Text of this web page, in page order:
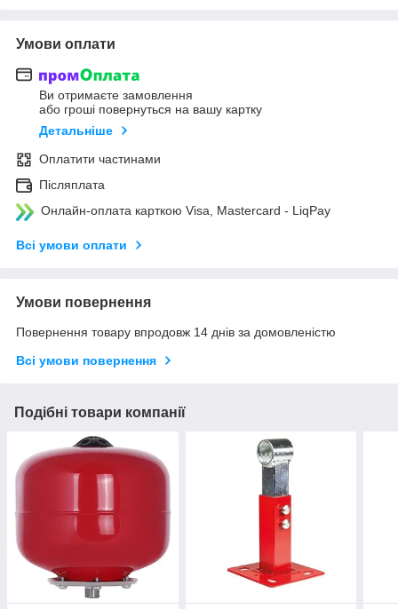
Умови оплати
Ви отримаєте замовлення
або гроші повернуться на вашу картку
Детальніше
Оплатити частинами
Післяплата
Онлайн-оплата карткою Visa, Mastercard - LiqPay
Всі умови оплати
Умови повернення
Повернення товару впродовж 14 днів за домовленістю
Всі умови повернення
Подібні товари компанії